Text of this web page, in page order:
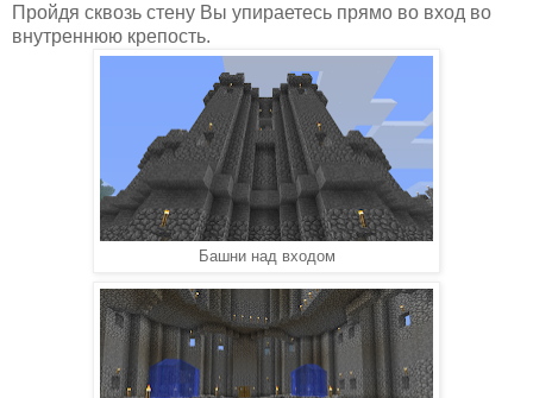
Пройдя сквозь стену Вы упираетесь прямо во вход во
внутреннюю крепость.
Башни над входом